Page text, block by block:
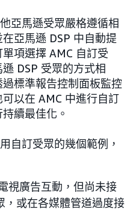
亞馬遜受眾嚴格遵循相
亞馬遜 DSP 中自動提
項選擇 AMC 自訂受
DSP 受眾的方式相
標準報告控制面板監控
以在 AMC 中進行自訂
續最佳化。
自訂受眾的幾個範例，
視廣告互動，但尚未接
，或在各媒體管道過度接